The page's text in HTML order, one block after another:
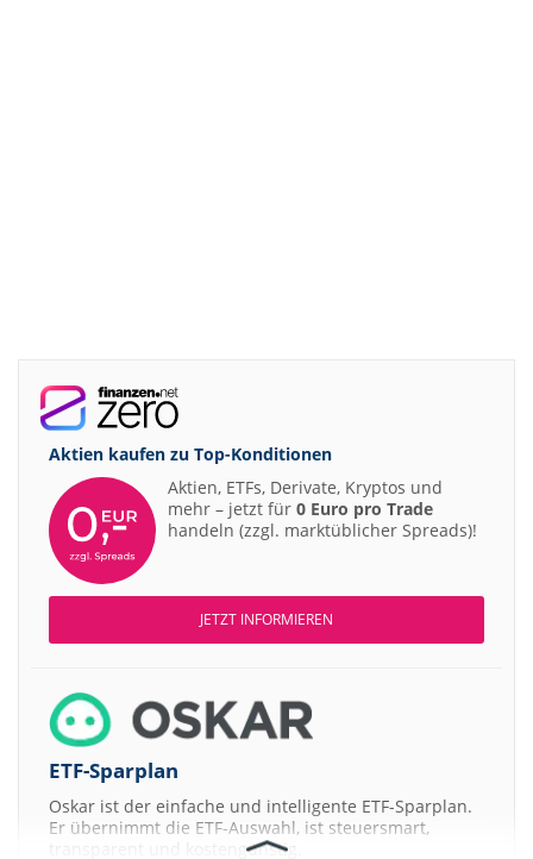
Aktien kaufen zu Top-Konditionen
Aktien, ETFs, Derivate, Kryptos und
mehr – jetzt für 0 Euro pro Trade
handeln (zzgl. marktüblicher Spreads)!
JETZT INFORMIEREN
ETF-Sparplan
Oskar ist der einfache und intelligente ETF-Sparplan.
Er übernimmt die ETF-Auswahl, ist steuersmart,
transparent und kostengünstig.